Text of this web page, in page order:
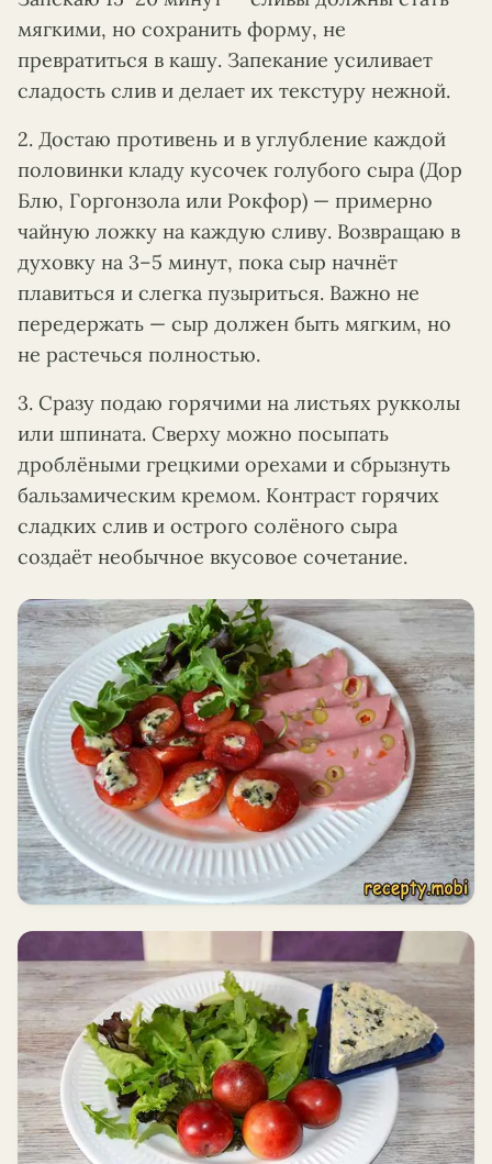
мягкими, но сохранить форму, не
превратиться в кашу. Запекание усиливает
сладость слив и делает их текстуру нежной.
2. Достаю противень и в углубление каждой
половинки кладу кусочек голубого сыра (Дор
Блю, Горгонзола или Рокфор) — примерно
чайную ложку на каждую сливу. Возвращаю в
духовку на 3–5 минут, пока сыр начнёт
плавиться и слегка пузыриться. Важно не
передержать — сыр должен быть мягким, но
не растечься полностью.
3. Сразу подаю горячими на листьях рукколы
или шпината. Сверху можно посыпать
дроблёными грецкими орехами и сбрызнуть
бальзамическим кремом. Контраст горячих
сладких слив и острого солёного сыра
создаёт необычное вкусовое сочетание.